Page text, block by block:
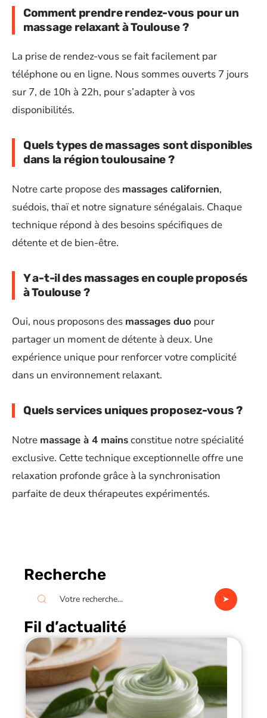
Comment prendre rendez-vous pour un
massage relaxant à Toulouse ?
La prise de rendez-vous se fait facilement par
téléphone ou en ligne. Nous sommes ouverts 7 jours
sur 7, de 10h à 22h, pour s’adapter à vos
disponibilités.
Quels types de massages sont disponibles
dans la région toulousaine ?
Notre carte propose des massages californien,
suédois, thaï et notre signature sénégalais. Chaque
technique répond à des besoins spécifiques de
détente et de bien-être.
Y a-t-il des massages en couple proposés
à Toulouse ?
Oui, nous proposons des massages duo pour
partager un moment de détente à deux. Une
expérience unique pour renforcer votre complicité
dans un environnement relaxant.
Quels services uniques proposez-vous ?
Notre massage à 4 mainsconstitue notre spécialité
exclusive. Cette technique exceptionnelle offre une
relaxation profonde grâce à la synchronisation
parfaite de deux thérapeutes expérimentés.
Recherche
Fil d’actualité